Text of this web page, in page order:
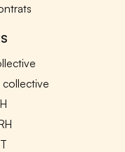
collective